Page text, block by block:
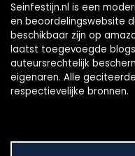
Seinfestijn.nl is een
en beoordelingswebsite
beschikbaar zijn op
laatst toegevoegde
auteursrechtelijk
eigenaren. Alle
respectievelijke bronnen.